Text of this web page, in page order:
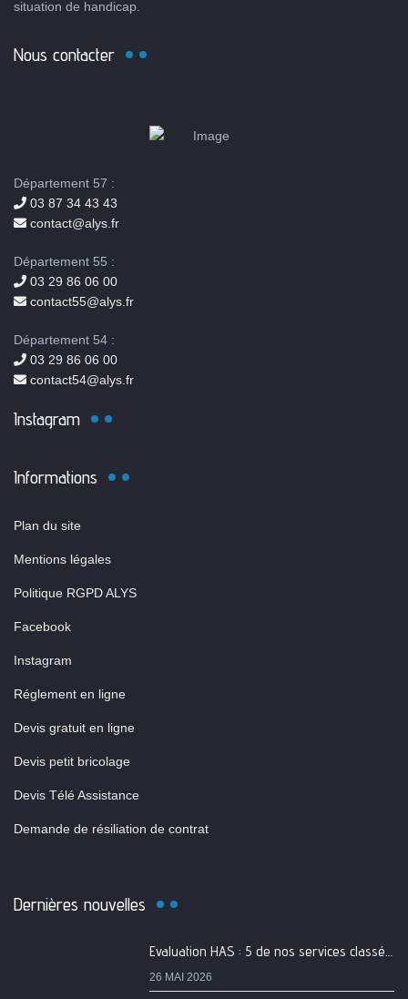
situation de handicap.
Nous contacter
Département 57 :
03 87 34 43 43
contact@alys.fr
Département 55 :
03 29 86 06 00
contact55@alys.fr
Département 54 :
03 29 86 06 00
contact54@alys.fr
Instagram
Informations
Plan du site
Mentions légales
Politique RGPD ALYS
Facebook
Instagram
Réglement en ligne
Devis gratuit en ligne
Devis petit bricolage
Devis Télé Assistance
Demande de résiliation de contrat
Dernières nouvelles
Evaluation HAS : 5 de nos services classés A
26 MAI 2026